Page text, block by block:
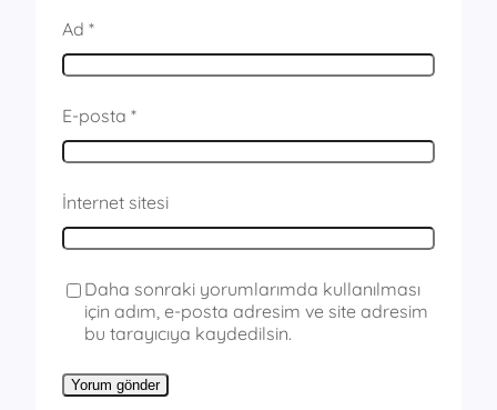
Ad *
E-posta *
İnternet sitesi
Daha sonraki yorumlarımda kullanılması
için adım, e-posta adresim ve site adresim
bu tarayıcıya kaydedilsin.